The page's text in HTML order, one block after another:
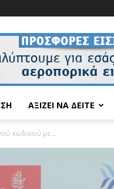
ΑΞΊΖΕΙ ΝΑ ΔΕΊΤΕ
κωδικού με...